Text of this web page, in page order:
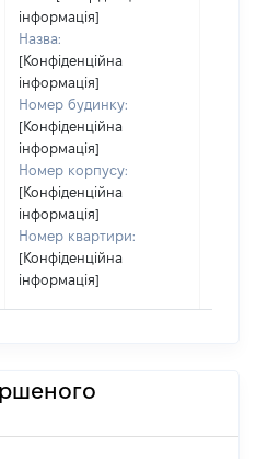
інформація]
Назва:
[Конфіденційна
інформація]
Номер будинку:
[Конфіденційна
інформація]
Номер корпусу:
[Конфіденційна
інформація]
Номер квартири:
[Конфіденційна
інформація]